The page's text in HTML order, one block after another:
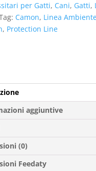
per Gatti, Cani, Gatti,
Camon, Linea
, Protection Line
aggiuntive
(0)
Feedaty